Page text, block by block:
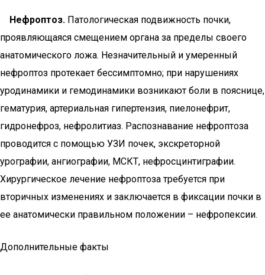
Нефроптоз. Патологическая подвижность почки,
проявляющаяся смещением органа за пределы своего
анатомического ложа. Незначительный и умеренный
нефроптоз протекает бессимптомно; при нарушениях
уродинамики и гемодинамики возникают боли в пояснице,
гематурия, артериальная гипертензия, пиелонефрит,
гидронефроз, нефролитиаз. Распознавание нефроптоза
проводится с помощью УЗИ почек, экскреторной
урографии, ангиографии, МСКТ, нефросцинтиграфии.
Хирургическое лечение нефроптоза требуется при
вторичных изменениях и заключается в фиксации почки в
ее анатомически правильном положении – нефропексии.
Дополнительные факты